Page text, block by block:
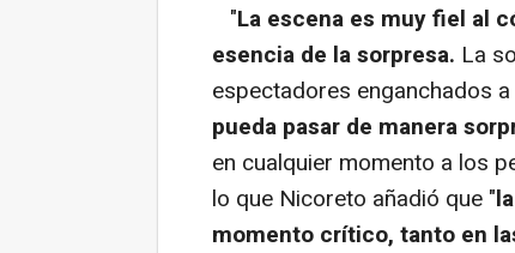
"La escena es muy fiel al
esencia de la sorpresa. La
espectadores enganchados
pueda pasar de manera
en cualquier momento a los
lo que Nicoreto añadió que "
momento crítico, tanto en